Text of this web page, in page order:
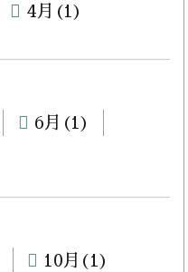
4月(1)
6月(1)
10月(1)